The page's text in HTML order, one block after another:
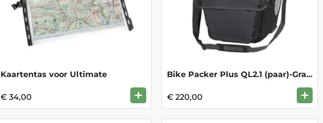
Kaartentas voor Ultimate
€ 34,00 +
Bike Packer Plus QL2.1 (paar)-Granite/Bl
€ 220,00 +